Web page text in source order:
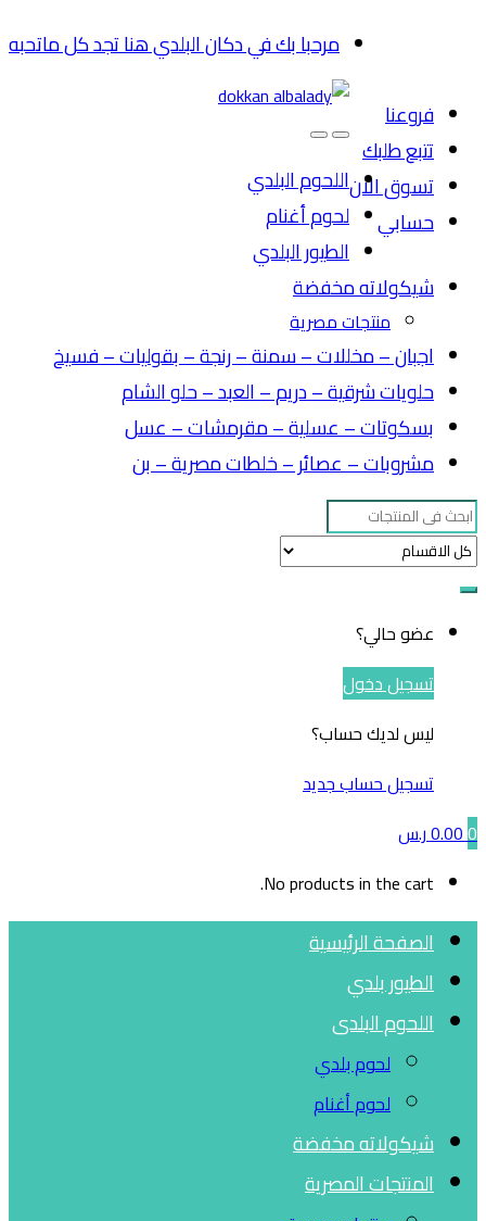
مرحبا بك في دكان البلدي هنا تجد كل ماتحبه
فروعنا
تتبع طلبك
تسوق الان
حسابي
اللحوم البلدي
لحوم أغنام
الطيور البلدي
شيكولاته مخفضة
منتجات مصرية
اجبان – مخللات – سمنة – رنجة – بقوليات – فسيخ
حلويات شرقية – دريم – العبد – حلو الشام
بسكوتات – عسلية – مقرمشات – عسل
مشروبات – عصائر – خلطات مصرية – بن
Search
for:
عضو حالي؟
تسجيل دخول
ليس لديك حساب؟
تسجيل حساب جديد
0
0.00ر.س
No products in the cart.
الصفحة الرئيسية
الطيور بلدي
اللحوم البلدى
لحوم بلدي
لحوم أغنام
شيكولاته مخفضة
المنتجات المصرية